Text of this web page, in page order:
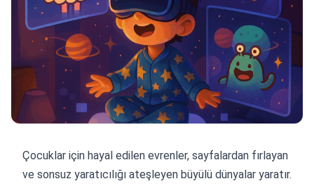
Çocuklar için hayal edilen evrenler, sayfalardan fırlayan
ve sonsuz yaratıcılığı ateşleyen büyülü dünyalar yaratır.